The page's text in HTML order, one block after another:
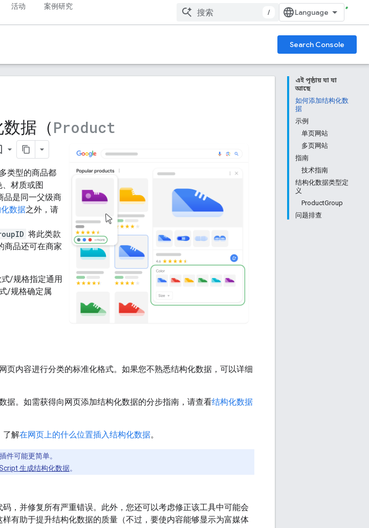
活动 案例研究
/
Search Console
এই পৃষ্ঠায় যা যা
আছে
如何添加结构化数
据
示例
单页网站
多页网站
指南
技术指南
结构化数据类型定
义
ProductGroup
问题排查
据（Product
类型的商品都
材质或图
品是同一父级商
数据之外，请
将此类款
商品还可在商家
式/规格指定通用
/规格确定属
页内容进行分类的标准化格式。如果您不熟悉结构化数据，可以详细
据。如需获得向网页添加结构化数据的分步指南，请查看结构化数据
了解在网页上的什么位置插入结构化数据。
件可能更简单。
生成结构化数据。
码，并修复所有严重错误。此外，您还可以考虑修正该工具中可能会
有助于提升结构化数据的质量（不过，要使内容能够显示为富媒体